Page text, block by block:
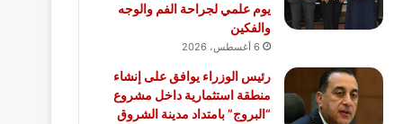
يوم علمي لجراحة الفم والوجه
والفكين
6 أغسطس، 2026
رئيس الوزراء يوافق على إنشاء
منطقة استثمارية داخل مشروع
“البروج” بامتداد مدينة الشروق